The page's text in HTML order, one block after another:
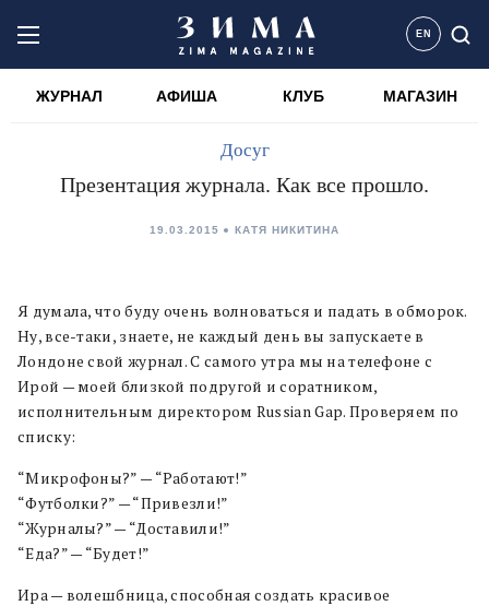
EN
ЖУРНАЛ АФИША КЛУБ МАГАЗИН
Досуг
Презентация журнала. Как все прошло.
19.03.2015 КАТЯ НИКИТИНА
Я думала, что буду очень волноваться и падать в обморок.
Ну, все-таки, знаете, не каждый день вы запускаете в
Лондоне свой журнал. С самого утра мы на телефоне с
Ирой — моей близкой подругой и соратником,
исполнительным директором Russian Gap. Проверяем по
списку:
“Микрофоны?” — “Работают!”
“Футболки?” — “Привезли!”
“Журналы?” — “Доставили!”
“Еда?” — “Будет!”
Ира — волешбница, способная создать красивое